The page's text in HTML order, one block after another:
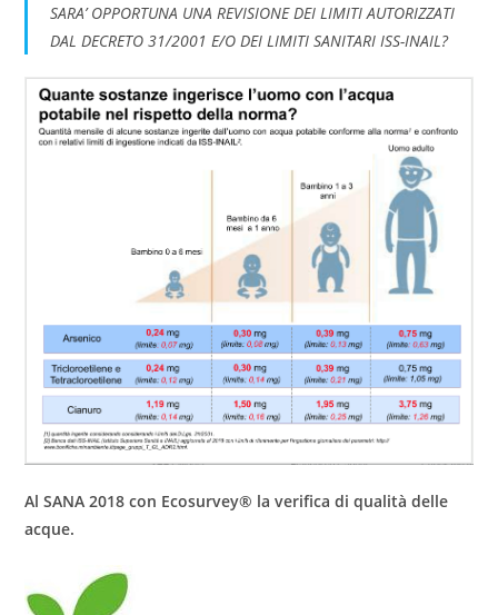
SARA’ OPPORTUNA UNA REVISIONE DEI LIMITI AUTORIZZATI
DAL DECRETO 31/2001 E/O DEI LIMITI SANITARI ISS-INAIL?
Al SANA 2018 con Ecosurvey® la verifica di qualità delle
acque.